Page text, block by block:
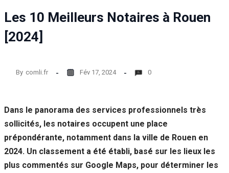
Les 10 Meilleurs Notaires à Rouen
[2024]
By comli.fr Fév 17, 2024 0
Dans le panorama des services professionnels très
sollicités, les notaires occupent une place
prépondérante, notamment dans la ville de Rouen en
2024. Un classement a été établi, basé sur les lieux les
plus commentés sur Google Maps, pour déterminer les